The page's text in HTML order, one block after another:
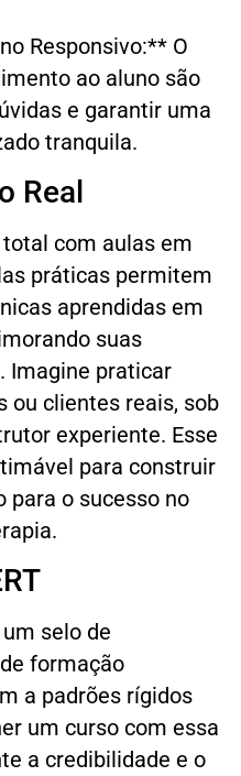
Responsivo:** O
ao aluno são
e garantir uma
tranquila.
Real
com aulas em
práticas permitem
aprendidas em
suas
Imagine praticar
ou clientes reais, sob
experiente. Esse
para construir
para o sucesso no
selo de
formação
a padrões rígidos
um curso com essa
a credibilidade e o